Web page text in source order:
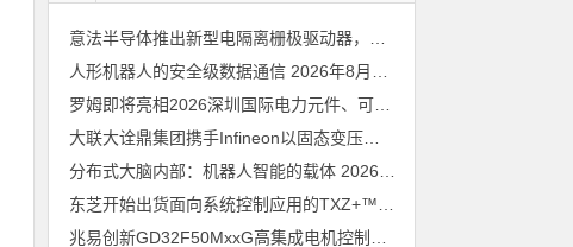
人形机器人的安全级数据通信 2026年8月8日
罗姆即将亮相2026深圳国际电力元件、可再生能源管理展览会暨研讨会
大联大诠鼎集团携手Infineon以固态变压器重构配电效率新标杆
分布式大脑内部：机器人智能的载体 2026年8月6日